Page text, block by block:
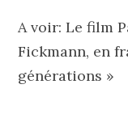
A voir: Le film
Fickmann, en
générations »